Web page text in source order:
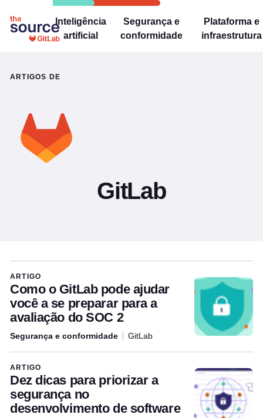
Inteligência
artificial
Segurança e
conformidade
Plataforma e
infraestrutura
ARTIGOS DE
GitLab
Articles written by this author
ARTIGO
Como o GitLab pode ajudar
você a se preparar para a
avaliação do SOC 2
Segurança e conformidade GitLab
ARTIGO
Dez dicas para priorizar a
segurança no
desenvolvimento de software